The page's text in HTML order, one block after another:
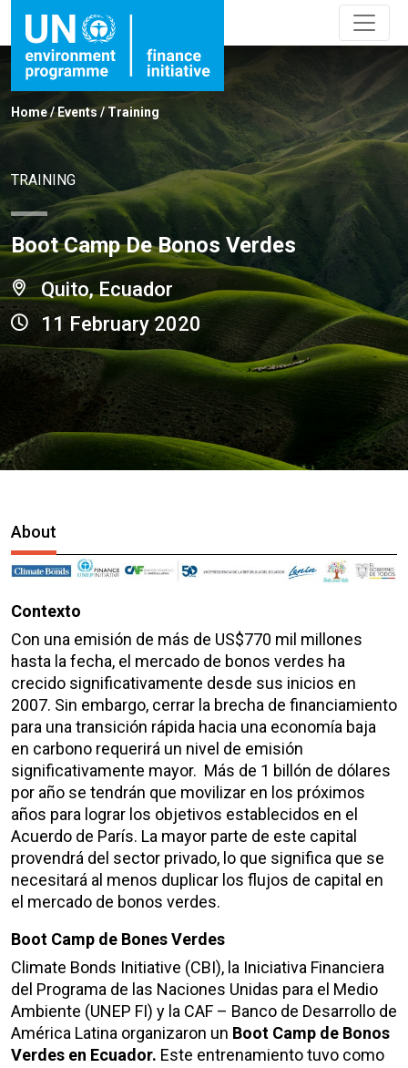
Home/Events/Training
TRAINING
Boot Camp De Bonos Verdes
Quito, Ecuador
11 February 2020
About
Contexto
Con una emisión de más de US$770 mil millones
hasta la fecha, el mercado de bonos verdes ha
crecido significativamente desde sus inicios en
2007. Sin embargo, cerrar la brecha de financiamiento
para una transición rápida hacia una economía baja
en carbono requerirá un nivel de emisión
significativamente mayor. Más de 1 billón de dólares
por año se tendrán que movilizar en los próximos
años para lograr los objetivos establecidos en el
Acuerdo de París. La mayor parte de este capital
provendrá del sector privado, lo que significa que se
necesitará al menos duplicar los flujos de capital en
el mercado de bonos verdes.
Boot Camp de Bones Verdes
Climate Bonds Initiative (CBI), la Iniciativa Financiera
del Programa de las Naciones Unidas para el Medio
Ambiente (UNEP FI) y la CAF – Banco de Desarrollo de
América Latina organizaron un Boot Camp de Bonos
Verdes en Ecuador. Este entrenamiento tuvo como